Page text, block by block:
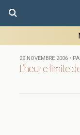
29 NOVEMBRE 2006 •
L’heure limite